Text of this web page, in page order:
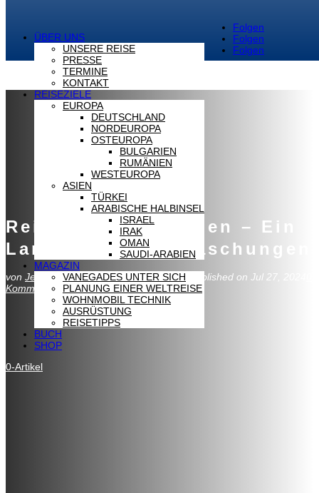
ÜBER UNS
UNSERE REISE
PRESSE
TERMINE
KONTAKT
REISEZIELE
EUROPA
DEUTSCHLAND
NORDEUROPA
OSTEUROPA
BULGARIEN
RUMÄNIEN
WESTEUROPA
ASIEN
TÜRKEI
ARABISCHE HALBINSEL
ISRAEL
IRAK
OMAN
SAUDI-ARABIEN
MAGAZIN
VANEGADES UNTER SICH
PLANUNG EINER WELTREISE
WOHNMOBIL TECHNIK
AUSRÜSTUNG
REISETIPPS
BUCH
SHOP
0-Artikel
Folgen
Folgen
Folgen
Reisetipps Rumänien – Ein
Land voller Überraschungen
von Jessica Last updated Feb 12, 2026 | Published on Jul 27, 2024
Kommentare